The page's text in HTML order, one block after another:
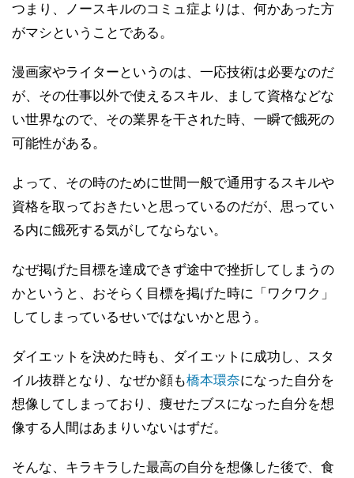
つまり、ノースキルのコミュ症よりは、何かあった方
がマシということである。
漫画家やライターというのは、一応技術は必要なのだ
が、その仕事以外で使えるスキル、まして資格などな
い世界なので、その業界を干された時、一瞬で餓死の
可能性がある。
よって、その時のために世間一般で通用するスキルや
資格を取っておきたいと思っているのだが、思ってい
る内に餓死する気がしてならない。
なぜ掲げた目標を達成できず途中で挫折してしまうの
かというと、おそらく目標を掲げた時に「ワクワク」
してしまっているせいではないかと思う。
ダイエットを決めた時も、ダイエットに成功し、スタ
イル抜群となり、なぜか顔も橋本環奈になった自分を
想像してしまっており、痩せたブスになった自分を想
像する人間はあまりいないはずだ。
そんな、キラキラした最高の自分を想像した後で、食